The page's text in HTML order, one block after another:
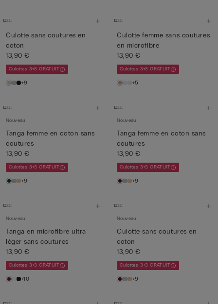
Culotte sans coutures en
coton
13,90 €
Culottes 3+3 GRATUIT
+9
Culotte femme sans coutures
en microfibre
13,90 €
Culottes 3+3 GRATUIT
+5
Nouveau
Tanga femme en coton sans
coutures
13,90 €
Culottes 3+3 GRATUIT
+9
Nouveau
Tanga femme en coton sans
coutures
13,90 €
Culottes 3+3 GRATUIT
+9
Nouveau
Tanga en microfibre ultra
léger sans coutures
13,90 €
Culottes 3+3 GRATUIT
+10
Nouveau
Culotte sans coutures en
coton
13,90 €
Culottes 3+3 GRATUIT
+9